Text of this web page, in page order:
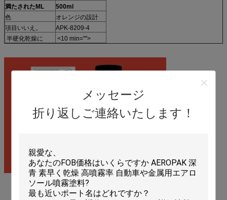
メッセージ
折り返しご連絡いたします！
満たされたML
500ml
色
オレンジの設計
項目いいえ。
APK-8209-4
半硬化乾燥に
<10 min="">